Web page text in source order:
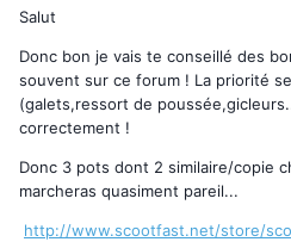
Salut
Donc bon je vais te conseillé des
souvent sur ce forum ! La priorité
(galets,ressort de
correctement !
Donc 3 pots dont 2 similaire/copie
marcheras quasiment pareil...
http://www.scootfast.net/store/